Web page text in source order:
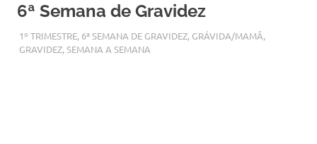
content6ª Semana de Gravidez
AGOSTO 29, 2017
ADMIN
1º TRIMESTRE, 6ª SEMANA DE GRAVIDEZ, GRÁVIDA/MAMÃ,
GRAVIDEZ,SEMANA A SEMANA